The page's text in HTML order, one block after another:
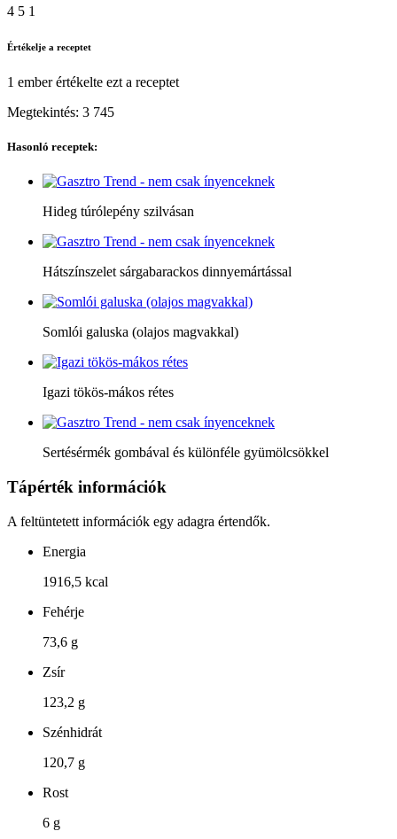
4 5 1
Értékelje a receptet
1 emberértékelte ezt a receptet
Megtekintés: 3 745
Hasonló receptek:
Hideg túrólepény szilvásan
Hátszínszelet sárgabarackos dinnyemártással
Somlói galuska (olajos magvakkal)
Igazi tökös-mákos rétes
Sertésérmék gombával és különféle gyümölcsökkel
Tápérték információk
A feltüntetett információk egy adagra értendők.
Energia
1916,5 kcal
Fehérje
73,6 g
Zsír
123,2 g
Szénhidrát
120,7 g
Rost
6 g